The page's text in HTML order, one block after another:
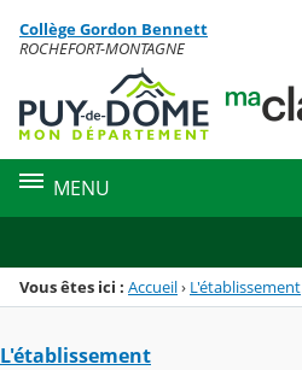
Menu de la rubrique
Contenu
Collège Gordon Bennett
ROCHEFORT-MONTAGNE
MENU
Vous êtes ici : Accueil› L'établissement
L'établissement